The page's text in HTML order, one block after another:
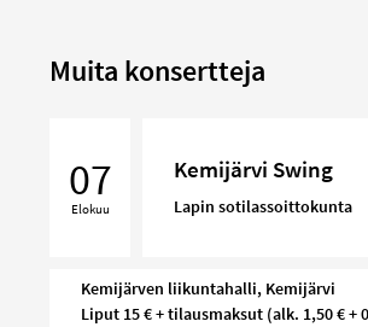
Muita konsertteja
Swing
07
Elokuu
Kemijärvi Swing
Lapin sotilassoittokunta
Kemijärven liikuntahalli, Kemijärvi
Liput 15 € + tilausmaksut (alk. 1,50 € +